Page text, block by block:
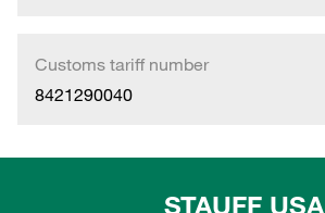
Customs tariff number
8421290040
STAUFF USA